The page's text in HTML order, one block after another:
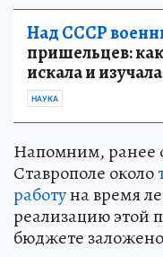
Над СССР
пришельцев: как
искала и
НАУКА
Напомним, ранее
Ставрополе около
работуна время
реализацию этой
бюджете